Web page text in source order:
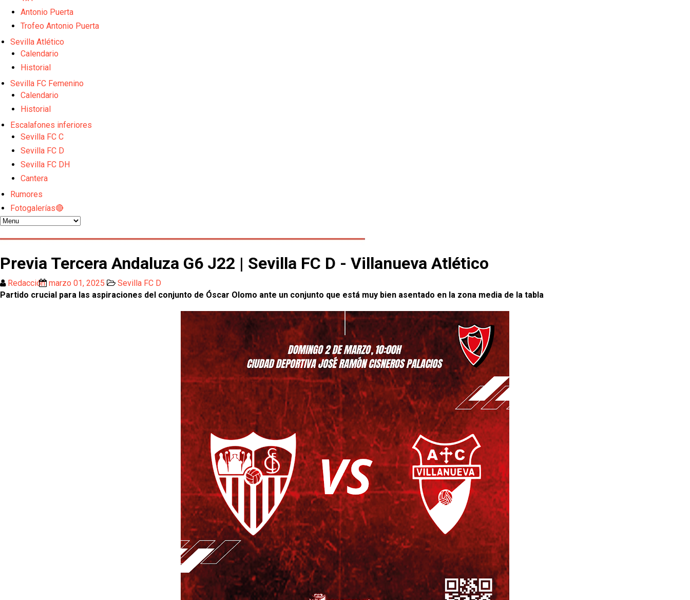
El Sevilla mueve ficha por Robbie Ure: la opción 'A' para el ataque nervionense
Crónica Pretemporada | Real Madrid 2-4 Sevilla FC Femenino
Análisis | El Sevilla FC cierra una pretemporada de contrastes antes del inicio de LaLiga
Antonio Puerta
Trofeo Antonio Puerta
Sevilla Atlético
Calendario
Historial
Sevilla FC Femenino
Calendario
Historial
Escalafones inferiores
Sevilla FC C
Sevilla FC D
Sevilla FC DH
Cantera
Rumores
Fotogalerías🔴
Previa Tercera Andaluza G6 J22 | Sevilla FC D - Villanueva Atlético
Redacción marzo 01, 2025
Sevilla FC D
Partido crucial para las aspiraciones del conjunto de Óscar Olomo ante un conjunto que está muy bien asentado en la zona media de la tabla